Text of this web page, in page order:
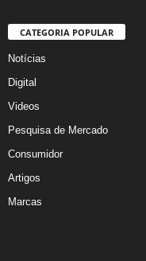
CATEGORIA POPULAR
Notícias
Digital
Videos
Pesquisa de Mercado
Consumidor
Artigos
Marcas